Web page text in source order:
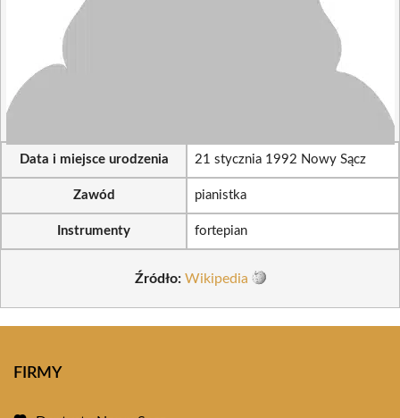
Data i miejsce urodzenia 21 stycznia 1992 Nowy Sącz
Zawód pianistka
Instrumenty fortepian
Źródło: Wikipedia
FIRMY